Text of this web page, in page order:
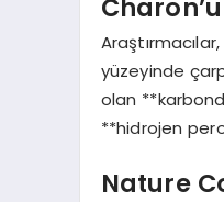
yüzeyinde
olan
**hidrojen
Nature